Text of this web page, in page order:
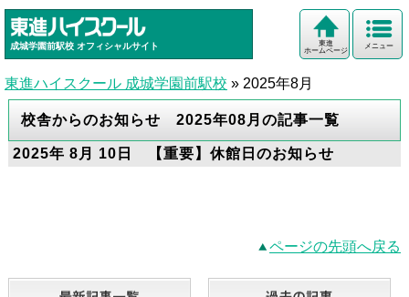
成城学園前駅校 オフィシャルサイト メニュー
東進
ホームページ
東進ハイスクール 成城学園前駅校 » 2025年8月
校舎からのお知らせ 2025年08月の記事一覧
2025年 8月 10日 【重要】休館日のお知らせ
ページの先頭へ戻る
最新記事一覧